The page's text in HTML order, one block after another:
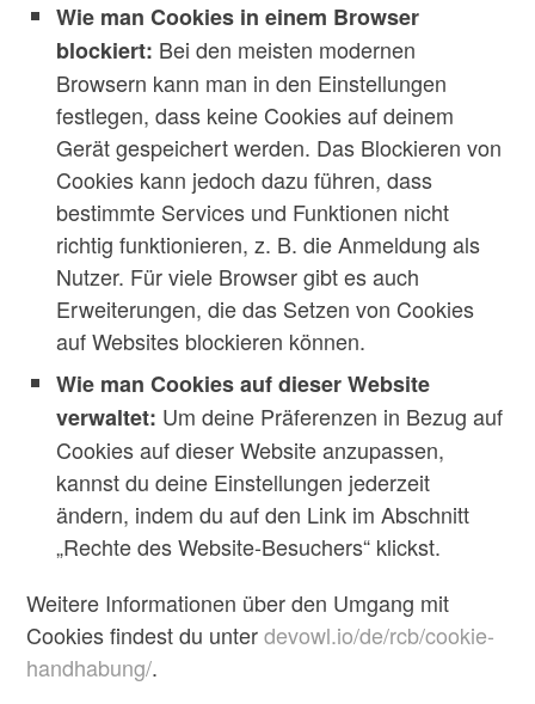
Wie man Cookies in einem Browser
blockiert: Bei den meisten modernen
Browsern kann man in den Einstellungen
festlegen, dass keine Cookies auf deinem
Gerät gespeichert werden. Das Blockieren von
Cookies kann jedoch dazu führen, dass
bestimmte Services und Funktionen nicht
richtig funktionieren, z. B. die Anmeldung als
Nutzer. Für viele Browser gibt es auch
Erweiterungen, die das Setzen von Cookies
auf Websites blockieren können.
Wie man Cookies auf dieser Website
verwaltet: Um deine Präferenzen in Bezug auf
Cookies auf dieser Website anzupassen,
kannst du deine Einstellungen jederzeit
ändern, indem du auf den Link im Abschnitt
„Rechte des Website-Besuchers“ klickst.
Weitere Informationen über den Umgang mit
Cookies findest du unterdevowl.io/de/rcb/cookie-
handhabung/.